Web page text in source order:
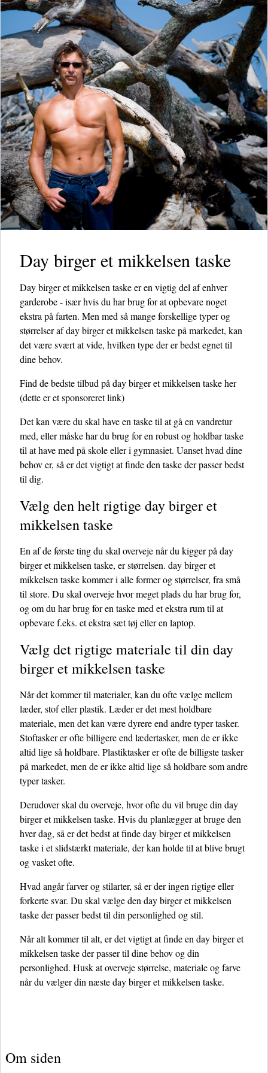
Day birger et mikkelsen taske
Day birger et mikkelsen taske er en vigtig del af enhver
garderobe - især hvis du har brug for at opbevare noget
ekstra på farten. Men med så mange forskellige typer og
størrelser af day birger et mikkelsen taske på markedet, kan
det være svært at vide, hvilken type der er bedst egnet til
dine behov.
Find de bedste tilbud på day birger et mikkelsen taske her
(dette er et sponsoreret link)
Det kan være du skal have en taske til at gå en vandretur
med, eller måske har du brug for en robust og holdbar taske
til at have med på skole eller i gymnasiet. Uanset hvad dine
behov er, så er det vigtigt at finde den taske der passer bedst
til dig.
Vælg den helt rigtige day birger et
mikkelsen taske
En af de første ting du skal overveje når du kigger på day
birger et mikkelsen taske, er størrelsen. day birger et
mikkelsen taske kommer i alle former og størrelser, fra små
til store. Du skal overveje hvor meget plads du har brug for,
og om du har brug for en taske med et ekstra rum til at
opbevare f.eks. et ekstra sæt tøj eller en laptop.
Vælg det rigtige materiale til din day
birger et mikkelsen taske
Når det kommer til materialer, kan du ofte vælge mellem
læder, stof eller plastik. Læder er det mest holdbare
materiale, men det kan være dyrere end andre typer tasker.
Stoftasker er ofte billigere end lædertasker, men de er ikke
altid lige så holdbare. Plastiktasker er ofte de billigste tasker
på markedet, men de er ikke altid lige så holdbare som andre
typer tasker.
Derudover skal du overveje, hvor ofte du vil bruge din day
birger et mikkelsen taske. Hvis du planlægger at bruge den
hver dag, så er det bedst at finde day birger et mikkelsen
taske i et slidstærkt materiale, der kan holde til at blive brugt
og vasket ofte.
Hvad angår farver og stilarter, så er der ingen rigtige eller
forkerte svar. Du skal vælge den day birger et mikkelsen
taske der passer bedst til din personlighed og stil.
Når alt kommer til alt, er det vigtigt at finde en day birger et
mikkelsen taske der passer til dine behov og din
personlighed. Husk at overveje størrelse, materiale og farve
når du vælger din næste day birger et mikkelsen taske.
Om siden